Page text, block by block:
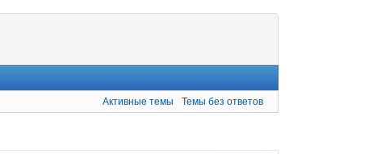
Активные темы Темы без ответов